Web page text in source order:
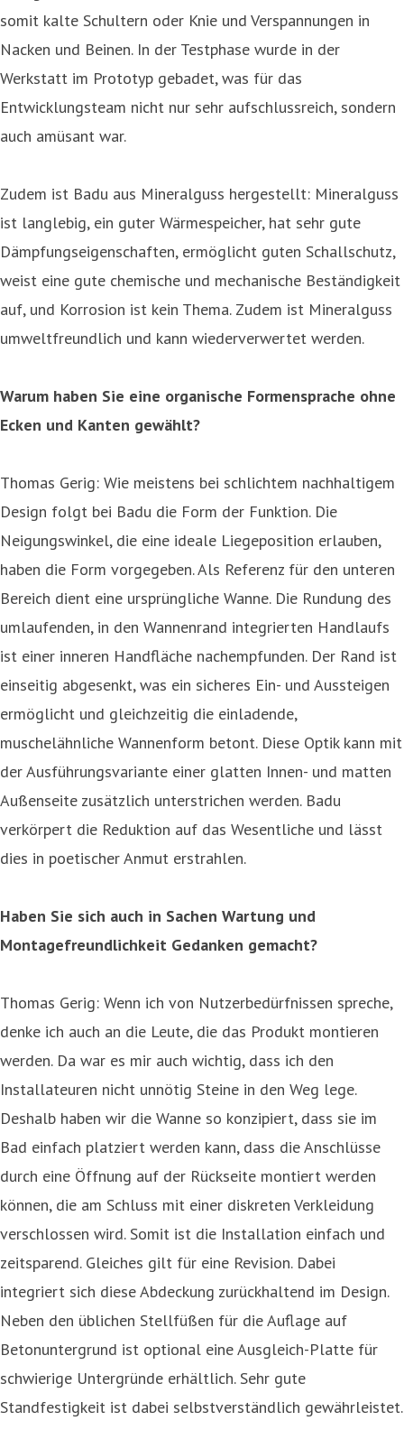
somit kalte Schultern oder Knie und Verspannungen in
Nacken und Beinen. In der Testphase wurde in der
Werkstatt im Prototyp gebadet, was für das
Entwicklungsteam nicht nur sehr aufschlussreich, sondern
auch amüsant war.
Zudem ist Badu aus Mineralguss hergestellt: Mineralguss
ist langlebig, ein guter Wärmespeicher, hat sehr gute
Dämpfungseigenschaften, ermöglicht guten Schallschutz,
weist eine gute chemische und mechanische Beständigkeit
auf, und Korrosion ist kein Thema. Zudem ist Mineralguss
umweltfreundlich und kann wiederverwertet werden.
Warum haben Sie eine organische Formensprache ohne
Ecken und Kanten gewählt?
Thomas Gerig: Wie meistens bei schlichtem nachhaltigem
Design folgt bei Badu die Form der Funktion. Die
Neigungswinkel, die eine ideale Liegeposition erlauben,
haben die Form vorgegeben. Als Referenz für den unteren
Bereich dient eine ursprüngliche Wanne. Die Rundung des
umlaufenden, in den Wannenrand integrierten Handlaufs
ist einer inneren Handfläche nachempfunden. Der Rand ist
einseitig abgesenkt, was ein sicheres Ein- und Aussteigen
ermöglicht und gleichzeitig die einladende,
muschelähnliche Wannenform betont. Diese Optik kann mit
der Ausführungsvariante einer glatten Innen- und matten
Außenseite zusätzlich unterstrichen werden. Badu
verkörpert die Reduktion auf das Wesentliche und lässt
dies in poetischer Anmut erstrahlen.
Haben Sie sich auch in Sachen Wartung und
Montagefreundlichkeit Gedanken gemacht?
Thomas Gerig: Wenn ich von Nutzerbedürfnissen spreche,
denke ich auch an die Leute, die das Produkt montieren
werden. Da war es mir auch wichtig, dass ich den
Installateuren nicht unnötig Steine in den Weg lege.
Deshalb haben wir die Wanne so konzipiert, dass sie im
Bad einfach platziert werden kann, dass die Anschlüsse
durch eine Öffnung auf der Rückseite montiert werden
können, die am Schluss mit einer diskreten Verkleidung
verschlossen wird. Somit ist die Installation einfach und
zeitsparend. Gleiches gilt für eine Revision. Dabei
integriert sich diese Abdeckung zurückhaltend im Design.
Neben den üblichen Stellfüßen für die Auflage auf
Betonuntergrund ist optional eine Ausgleich-Platte für
schwierige Untergründe erhältlich. Sehr gute
Standfestigkeit ist dabei selbstverständlich gewährleistet.